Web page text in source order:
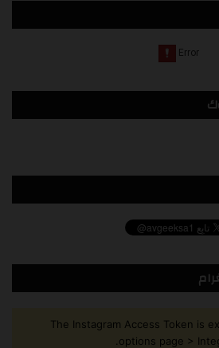
The Instagram Access Token is
options page >